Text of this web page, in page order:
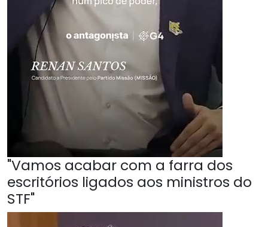
"Vamos acabar com a farra dos
escritórios ligados aos ministros do
STF"